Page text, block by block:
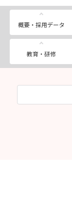
概要・採用データ
教育・研修